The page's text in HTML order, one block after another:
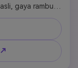
gaya rambut,
pose tanpa
yang kuat dan
letak poster
tekstur